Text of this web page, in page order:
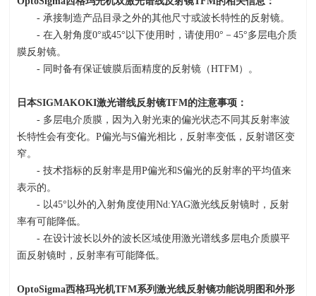
- 承接制造产品目录之外的其他尺寸或波长特性的反射镜。
- 在入射角度0°或45°以下使用时，请使用0°－45°多层电介质
膜反射镜。
- 同时备有保证镀膜后面精度的反射镜（HTFM）。
日本SIGMAKOKI激光谱线反射镜TFM的注意事项：
- 多层电介质膜，因为入射光束的偏光状态不同其反射率波
长特性会有变化。P偏光与S偏光相比，反射率变低，反射谱区变
窄。
- 技术指标的反射率是用P偏光和 S偏光的反射率的平均值来
表示的。
- 以45° 以外的入射角度使用Nd:YAG激光线反射镜时，反射
率有可能降低。
- 在设计波长以外的波长区域使用激光谱线多层电介质膜平
面反射镜时，反射率有可能降低。
OptoSigma西格玛光机TFM系列激光线反射镜功能说明图和外形